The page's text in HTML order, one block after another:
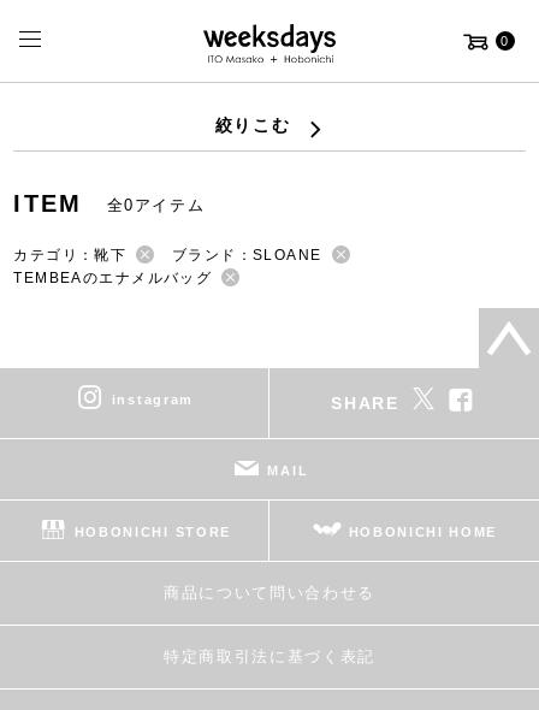
0
絞りこむ
ITEM 全0アイテム
カテゴリ：靴下
ブランド：SLOANE
TEMBEAのエナメルバッグ
instagram SHARE
MAIL
HOBONICHI STORE HOBONICHI HOME
商品について問い合わせる
特定商取引法に基づく表記